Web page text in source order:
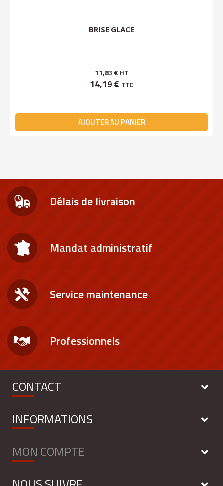
BRISE GLACE
11,83 € HT
14,19 € TTC
AJOUTER AU PANIER
Délais de livraison
Mandat administratif
Service maintenance
Professionnels
CONTACT
INFORMATIONS
MON COMPTE